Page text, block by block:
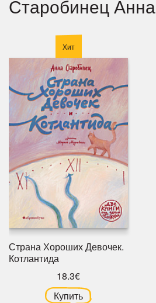
Старобинец Анна
Хит
Страна Хороших Девочек.
Котлантида
18.3€
Купить